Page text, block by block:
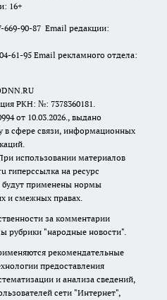
16+
669-90-87 Email редакции:
61-95 Email рекламного отдела:
РКН: №: 7378360181.
от 10.03.2026., выдано
в сфере связи, информационных
использовании материалов
гиперссылка на ресурс
будут применены нормы
и смежных правах.
за комментарии
рубрики "народные новости".
рекомендательные
предоставления
и анализа сведений,
сети "Интернет",